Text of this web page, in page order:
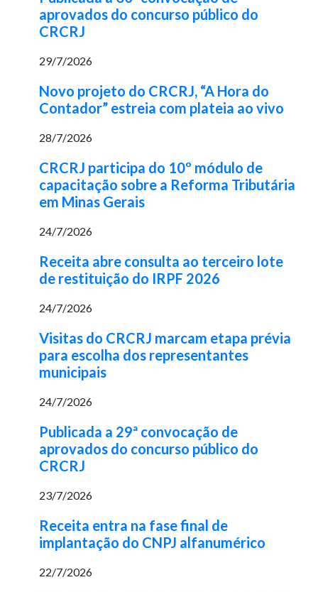
aprovados do concurso público do
CRCRJ
29/7/2026
Novo projeto do CRCRJ, “A Hora do
Contador” estreia com plateia ao vivo
28/7/2026
CRCRJ participa do 10º módulo de
capacitação sobre a Reforma Tributária
em Minas Gerais
24/7/2026
Receita abre consulta ao terceiro lote
de restituição do IRPF 2026
24/7/2026
Visitas do CRCRJ marcam etapa prévia
para escolha dos representantes
municipais
24/7/2026
Publicada a 29ª convocação de
aprovados do concurso público do
CRCRJ
23/7/2026
Receita entra na fase final de
implantação do CNPJ alfanumérico
22/7/2026